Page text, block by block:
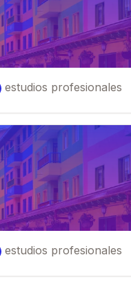
estudios profesionales
estudios profesionales